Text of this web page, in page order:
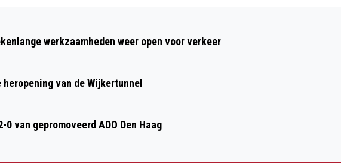
DIEREN
EN
UITGEEST
werkzaamheden weer open voor verkeer
van de Wijkertunnel
van gepromoveerd ADO Den Haag